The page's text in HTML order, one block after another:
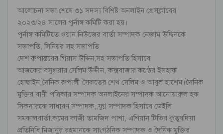
আলোচনা সভা শেষে ৩১ সদস্য বিশিষ্ট অনলাইন প্রেসক্লাবের
২০২৩/২৪ সালের পুর্নাঙ্গ কমিটি করা হয়।
পুর্নাঙ্গ কমিটিতে ওয়ান নিউজের বার্তা সম্পাদক নেজাম উদ্দিনকে
সভাপতি, সিনিয়র সহ সভাপতি
দেশ রুপান্তরের গিয়াস উদ্দিন,সহ সভাপতি হিসাবে
আজকের বসুন্ধরার সেলিম উদ্দীন, কক্সবাজার কন্ঠের ইসহাক
হোছাইন,দৈনিক রুপালী সৈকতের শেখ সেলিম ও আবুল হাশেম।দৈনিক
মুক্তির বাণী পত্রিকার সম্পাদক অনলাইনের সম্পাদক আনোয়ারুল হক
সিকদারকে সাধারণ সম্পাদক,,যুগ্ন সম্পাদক হিসাবে ডেইলি
সমকালবার্তা.কমের কাজী তামজিদ পাশা, এশিয়ান টিভির কুতুবদিয়া
প্রতিনিধি মিজানুর রহমানকে সাংগঠনিক সম্পাদক ও দৈনিক মুক্তির